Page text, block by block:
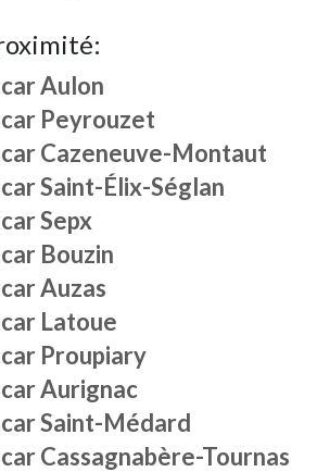
Aulon
Peyrouzet
Cazeneuve-Montaut
Saint-Élix-Séglan
Sepx
Bouzin
Auzas
Latoue
Proupiary
Aurignac
Saint-Médard
Cassagnabère-Tournas